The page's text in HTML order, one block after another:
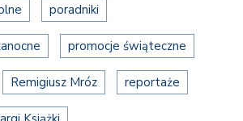
poradniki
promocje świąteczne
Remigiusz Mróz reportaże